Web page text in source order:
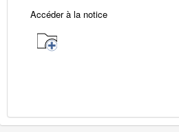
Accéder à la notice